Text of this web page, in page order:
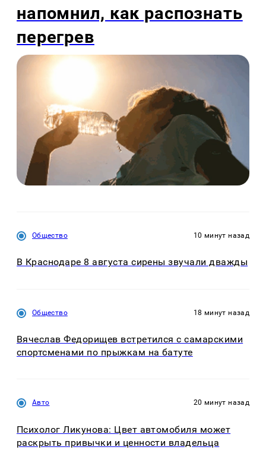
напомнил, как распознать
перегрев
Общество 10 минут назад
В Краснодаре 8 августа сирены звучали дважды
Общество 18 минут назад
Вячеслав Федорищев встретился с самарскими
спортсменами по прыжкам на батуте
Авто 20 минут назад
Психолог Ликунова: Цвет автомобиля может
раскрыть привычки и ценности владельца